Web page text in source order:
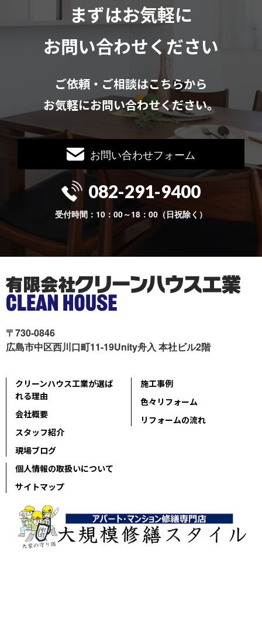
まずはお気軽に
お問い合わせください
ご依頼・ご相談はこちらから
お気軽にお問い合わせください。
お問い合わせフォーム
082-291-9400
受付時間：10：00～18：00（日祝除く）
〒730-0846
広島市中区西川口町11-19Unity舟入 本社ビル2階
クリーンハウス工業が選ば
れる理由
会社概要
スタッフ紹介
現場ブログ
施工事例
色々リフォーム
リフォームの流れ
個人情報の取扱いについて
サイトマップ